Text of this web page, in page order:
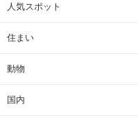
人気スポット
住まい
動物
国内